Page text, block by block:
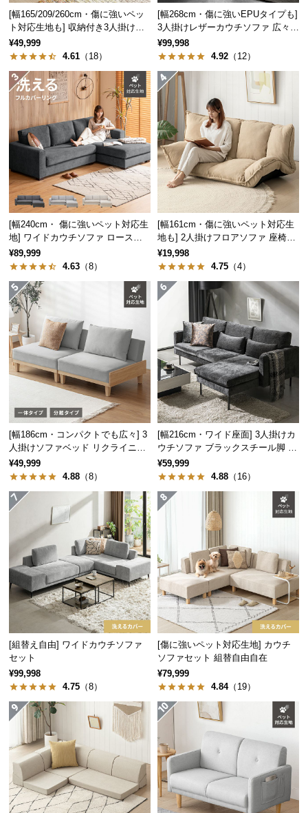
中
型
商
品
の
配
送
つ
い
小
型
商
品
の
送
に
つ
い
て
設
置
サ
ー
ビ
ス
つ
い
て
搬
入
路
に
つ
い
て
返
品・
ャ
ン
[幅165/209/260cm・傷に強いペッ
ト対応生地も] 収納付き3人掛け多
機能ソファ
¥49,999
4.61 （18）
[幅268cm・傷に強いEPUタイプも]
3人掛けレザーカウチソファ 広々設
計 高級感
¥99,998
4.92 （12）
[幅240cm・ 傷に強いペット対応生
地] ワイドカウチソファ ロースタ
イル
¥89,999
4.63 （8）
[幅161cm・傷に強いペット対応生
地も] 2人掛けフロアソファ 座椅子
タイプ リクライニング
¥19,998
4.75 （4）
[幅186cm・コンパクトでも広々] 3
人掛けソファベッド リクライニン
グ 天然木フレーム 北欧
¥49,999
4.88 （8）
[幅216cm・ワイド座面] 3人掛けカ
ウチソファ ブラックスチール脚 L
字 ホテルライク 高級感
¥59,999
4.88 （16）
[組替え自由] ワイドカウチソファ
セット
¥99,998
4.75 （8）
[傷に強いペット対応生地] カウチ
ソファセット 組替自由自在
¥79,999
4.84（19）